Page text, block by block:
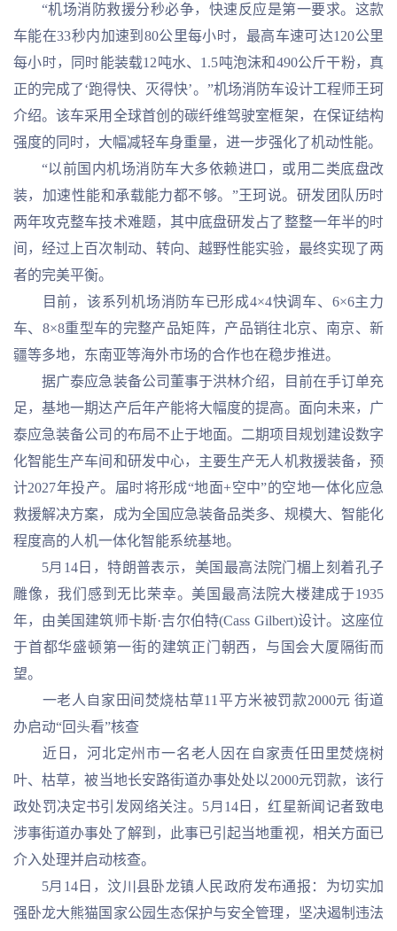
“机场消防救援分秒必争，快速反应是第一要求。这款
车能在33秒内加速到80公里每小时，最高车速可达120公里
每小时，同时能装载12吨水、1.5吨泡沫和490公斤干粉，真
正的完成了‘跑得快、灭得快’。”机场消防车设计工程师王珂
介绍。该车采用全球首创的碳纤维驾驶室框架，在保证结构
强度的同时，大幅减轻车身重量，进一步强化了机动性能。
“以前国内机场消防车大多依赖进口，或用二类底盘改
装，加速性能和承载能力都不够。”王珂说。研发团队历时
两年攻克整车技术难题，其中底盘研发占了整整一年半的时
间，经过上百次制动、转向、越野性能实验，最终实现了两
者的完美平衡。
目前，该系列机场消防车已形成4×4快调车、6×6主力
车、8×8重型车的完整产品矩阵，产品销往北京、南京、新
疆等多地，东南亚等海外市场的合作也在稳步推进。
据广泰应急装备公司董事于洪林介绍，目前在手订单充
足，基地一期达产后年产能将大幅度的提高。面向未来，广
泰应急装备公司的布局不止于地面。二期项目规划建设数字
化智能生产车间和研发中心，主要生产无人机救援装备，预
计2027年投产。届时将形成“地面+空中”的空地一体化应急
救援解决方案，成为全国应急装备品类多、规模大、智能化
程度高的人机一体化智能系统基地。
5月14日，特朗普表示，美国最高法院门楣上刻着孔子
雕像，我们感到无比荣幸。美国最高法院大楼建成于1935
年，由美国建筑师卡斯·吉尔伯特(Cass Gilbert)设计。这座位
于首都华盛顿第一街的建筑正门朝西，与国会大厦隔街而
望。
一老人自家田间焚烧枯草11平方米被罚款2000元 街道
办启动“回头看”核查
近日，河北定州市一名老人因在自家责任田里焚烧树
叶、枯草，被当地长安路街道办事处处以2000元罚款，该行
政处罚决定书引发网络关注。5月14日，红星新闻记者致电
涉事街道办事处了解到，此事已引起当地重视，相关方面已
介入处理并启动核查。
5月14日，汶川县卧龙镇人民政府发布通报：为切实加
强卧龙大熊猫国家公园生态保护与安全管理，坚决遏制违法